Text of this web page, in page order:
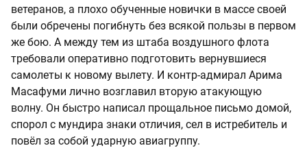
ветеранов, а плохо обученные новички в массе своей
были обречены погибнуть без всякой пользы в первом
же бою. А между тем из штаба воздушного флота
требовали оперативно подготовить вернувшиеся
самолеты к новому вылету. И контр-адмирал Арима
Масафуми лично возглавил вторую атакующую
волну. Он быстро написал прощальное письмо домой,
спорол с мундира знаки отличия, сел в истребитель и
повёл за собой ударную авиагруппу.